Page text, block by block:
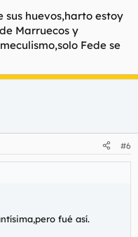
sus huevos,harto estoy
Marruecos y
Fede se
#6
fué así.